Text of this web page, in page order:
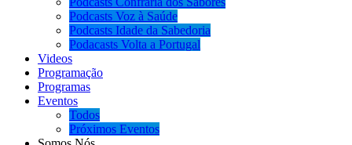
Podcasts Voz à Saúde
Podcasts Idade da Sabedoria
Podacasts Volta a Portugal
Videos
Programação
Programas
Eventos
Todos
Próximos Eventos